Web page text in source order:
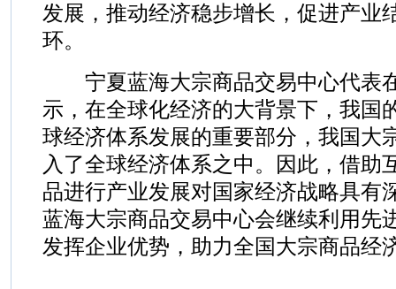
发展，推动经济稳步增长，促进产业
环。
宁夏蓝海大宗商品交易中心代表
示，在全球化经济的大背景下，我国
球经济体系发展的重要部分，我国大
入了全球经济体系之中。因此，借助
品进行产业发展对国家经济战略具有
蓝海大宗商品交易中心会继续利用先
发挥企业优势，助力全国大宗商品经